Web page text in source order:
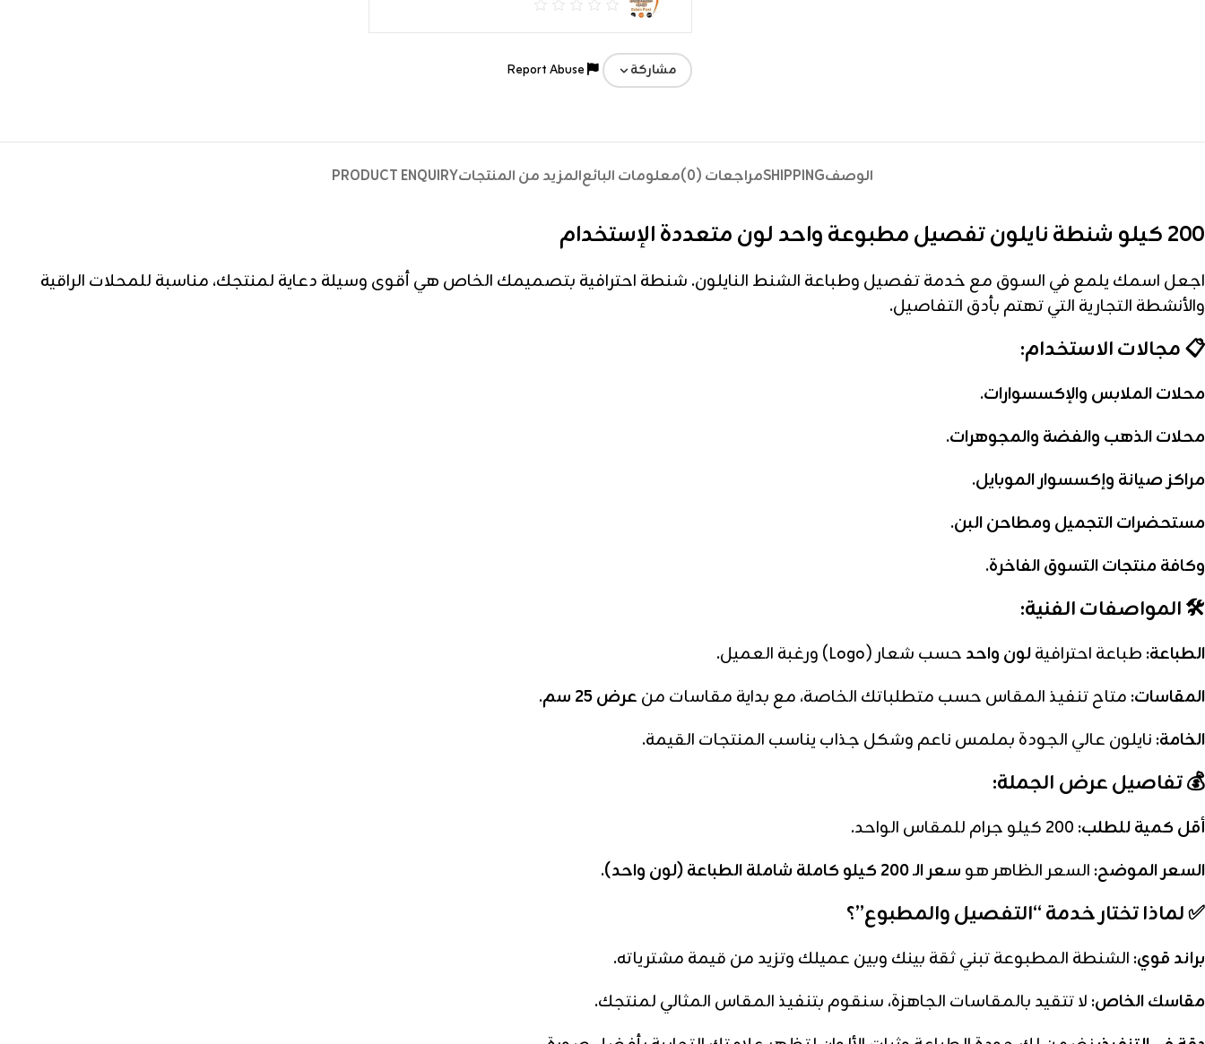
مشاركة
الوصفSHIPPINGمراجعات (0) معلومات البائعالمزيد من المنتجاتPRODUCT ENQUIRY
200 كيلو شنطة نايلون تفصيل مطبوعة واحد لون متعددة الإستخدام
اجعل اسمك يلمع في السوق مع خدمة تفصيل وطباعة الشنط النايلون. شنطة احترافية بتصميمك الخاص هي أقوى وسيلة دعاية لمنتجك، مناسبة للمحلات الراقية
والأنشطة التجارية التي تهتم بأدق التفاصيل.
📋 مجالات الاستخدام:
محلات الملابس والإكسسوارات.
محلات الذهب والفضة والمجوهرات.
مراكز صيانة وإكسسوار الموبايل.
مستحضرات التجميل ومطاحن البن.
وكافة منتجات التسوق الفاخرة.
🛠️ المواصفات الفنية:
الطباعة: طباعة احترافيةلون واحد حسب شعار (Logo) ورغبة العميل.
المقاسات: متاح تنفيذ المقاس حسب متطلباتك الخاصة، مع بداية مقاسات من عرض 25 سم
.
الخامة: نايلون عالي الجودة بملمس ناعم وشكل جذاب يناسب المنتجات القيمة.
💰 تفاصيل عرض الجملة:
أقل كمية للطلب:
السعر الموضح: السعر الظاهر هو سعر الـ 200 كيلو كاملة شاملة الطباعة (لون واحد) .
✅ لماذا تختار خدمة “التفصيل والمطبوع”؟
براند قوي: الشنطة المطبوعة تبني ثقة بينك وبين عميلك وتزيد من قيمة مشترياته.
مقاسك الخاص: لا تتقيد بالمقاسات الجاهزة، سنقوم بتنفيذ المقاس المثالي لمنتجك.